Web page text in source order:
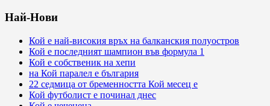
Най-Нови
Кой е най-високия връх на балканския полуостров
Кой е последният шампион във формула 1
Кой е собственик на хепи
на Кой паралел е българия
22 седмица от бременността Кой месец е
Кой футболист е починал днес